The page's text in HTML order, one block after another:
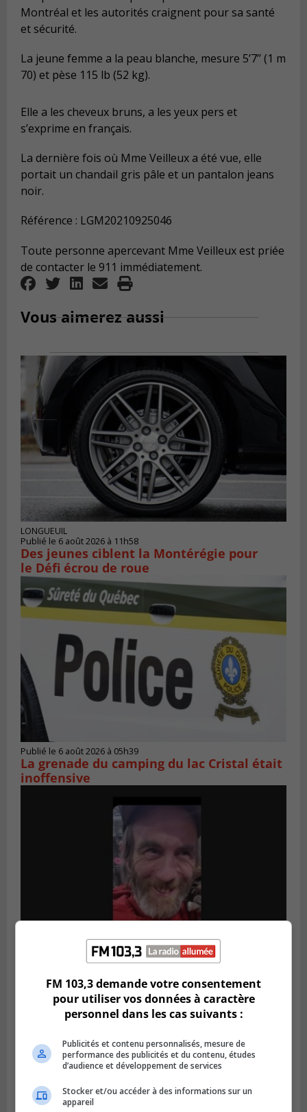
Montréal et les autorités craignent pour sa santé
et sécurité.
La jeune femme a la peau blanche, mesure 5’7’’ (1 m
70) et pèse 115 lb (52 kg).
Elle a les cheveux bruns, a les yeux pers et
s’exprime en français.
La dernière fois où Mme Veilleux a été vue, elle
portait un chandail gris pâle et un pantalon jeans
noir.
Référence : LGM20210925046
Toute personne apercevant Mme Veilleux est priée
de contacter le 911 immédiatement.
Vous aimerez aussi
LONGUEUIL
Publié le 6 août 2026 à 11h58
Des jeunes ciblent la Montérégie pour
le Défi écrou de roue
Publié le 6 août 2026 à 05h39
La grenade du camping du lac Cristal était
inoffensive
Publié le 5 août 2026 à 09h42
retrouver un homme disparu
FM 103,3 demande votre consentement
pour utiliser vos données à caractère
personnel dans les cas suivants :
Publicités et contenu personnalisés, mesure de
performance des publicités et du contenu, études
d’audience et développement de services
Stocker et/ou accéder à des informations sur un
appareil